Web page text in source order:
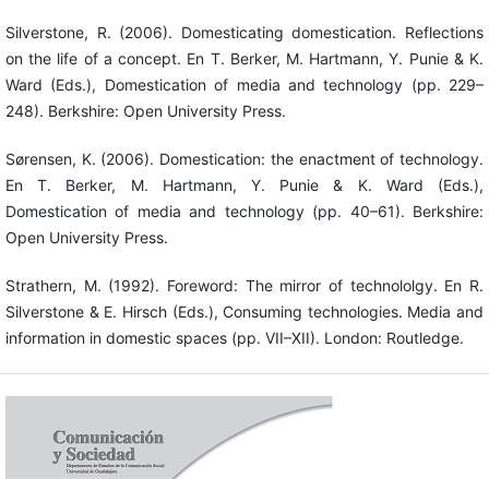
Silverstone, R. (2006). Domesticating domestication. Reflections
on the life of a concept. En T. Berker, M. Hartmann, Y. Punie & K.
Ward (Eds.), Domestication of media and technology (pp. 229–
248). Berkshire: Open University Press.
Sørensen, K. (2006). Domestication: the enactment of technology.
En T. Berker, M. Hartmann, Y. Punie & K. Ward (Eds.),
Domestication of media and technology (pp. 40–61). Berkshire:
Open University Press.
Strathern, M. (1992). Foreword: The mirror of technololgy. En R.
Silverstone & E. Hirsch (Eds.), Consuming technologies. Media and
information in domestic spaces (pp. VII–XII). London: Routledge.